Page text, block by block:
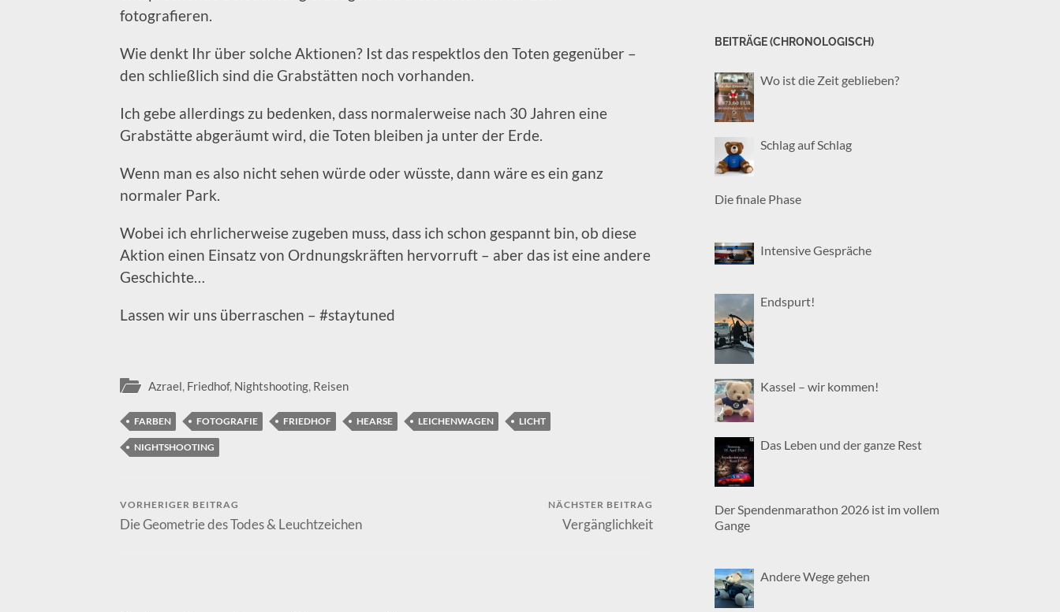
fotografieren.
Wie denkt Ihr über solche Aktionen? Ist das respektlos den Toten gegenüber –
den schließlich sind die Grabstätten noch vorhanden.
Ich gebe allerdings zu bedenken, dass normalerweise nach 30 Jahren eine
Grabstätte abgeräumt wird, die Toten bleiben ja unter der Erde.
Wenn man es also nicht sehen würde oder wüsste, dann wäre es ein ganz
normaler Park.
Wobei ich ehrlicherweise zugeben muss, dass ich schon gespannt bin, ob diese
Aktion einen Einsatz von Ordnungskräften hervorruft – aber das ist eine andere
Geschichte…
Lassen wir uns überraschen – #staytuned
Azrael, Friedhof, Nightshooting, Reisen
FARBEN FOTOGRAFIE FRIEDHOF HEARSE LEICHENWAGEN LICHT
NIGHTSHOOTING
VORHERIGER BEITRAG
Die Geometrie des Todes & Leuchtzeichen
NÄCHSTER BEITRAG
Vergänglichkeit
BEITRÄGE (CHRONOLOGISCH)
Wo ist die Zeit geblieben?
Schlag auf Schlag
Die finale Phase
Intensive Gespräche
Endspurt!
Kassel – wir kommen!
Das Leben und der ganze Rest
Der Spendenmarathon 2026 ist im vollem
Gange
Andere Wege gehen